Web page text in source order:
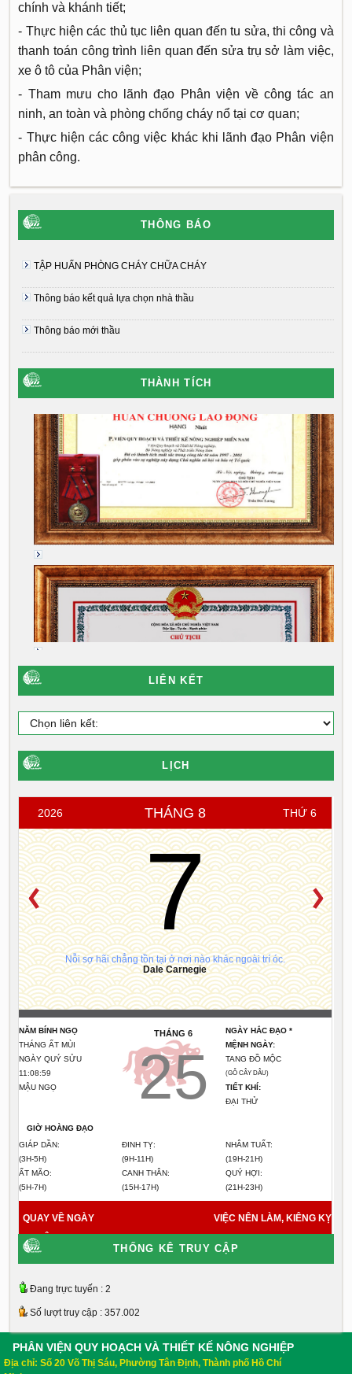
chính và khánh tiết;
- Thực hiện các thủ tục liên quan đến tu sửa, thi công và
thanh toán công trình liên quan đến sửa trụ sở làm việc,
xe ô tô của Phân viện;
- Tham mưu cho lãnh đạo Phân viện về công tác an
ninh, an toàn và phòng chống cháy nổ tại cơ quan;
- Thực hiện các công việc khác khi lãnh đạo Phân viện
phân công.
THÔNG BÁO
TẬP HUẤN PHÒNG CHÁY CHỮA CHÁY
Thông báo kết quả lựa chọn nhà thầu
Thông báo mới thầu
THÀNH TÍCH
LIÊN KẾT
LỊCH
2026 THÁNG 8 THỨ 6
7
Nỗi sợ hãi chẳng tồn tại ở nơi nào khác ngoài trí óc.
Dale Carnegie
NĂM BÍNH NGỌ
THÁNG ẤT MÙI
NGÀY QUÝ SỬU
11:09:00
MẬU NGỌ
THÁNG 6
25
NGÀY HẮC ĐẠO *
MỆNH NGÀY:
TANG ĐỒ MỘC
(GỖ CÂY DÂU)
TIẾT KHÍ:
ĐẠI THỬ
GIỜ HOÀNG ĐẠO
GIÁP DẦN:
(3H-5H)
ẤT MÃO:
(5H-7H)
ĐINH TỴ:
(9H-11H)
CANH THÂN:
(15H-17H)
NHÂM TUẤT:
(19H-21H)
QUÝ HỢI:
(21H-23H)
QUAY VỀ NGÀY
HÔM NAY
VIỆC NÊN LÀM, KIÊNG KỴ
THỐNG KÊ TRUY CẬP
Đang trực tuyến : 2
Số lượt truy cập : 357.002
PHÂN VIỆN QUY HOẠCH VÀ THIẾT KẾ NÔNG NGHIỆP
Địa chỉ: Số 20 Võ Thị Sáu, Phường Tân Định, Thành phố Hồ Chí